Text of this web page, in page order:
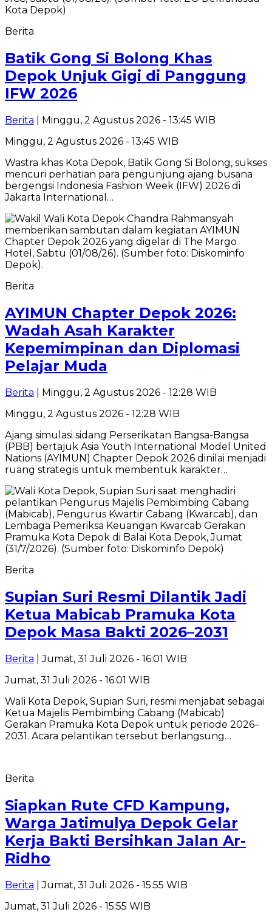
Berita
Batik Gong Si Bolong Khas
Depok Unjuk Gigi di Panggung
IFW 2026
Berita | Minggu, 2 Agustus 2026 - 13:45 WIB
Minggu, 2 Agustus 2026 - 13:45 WIB
Wastra khas Kota Depok, Batik Gong Si Bolong, sukses
mencuri perhatian para pengunjung ajang busana
bergengsi Indonesia Fashion Week (IFW) 2026 di
Jakarta International…
Berita
AYIMUN Chapter Depok 2026:
Wadah Asah Karakter
Kepemimpinan dan Diplomasi
Pelajar Muda
Berita | Minggu, 2 Agustus 2026 - 12:28 WIB
Minggu, 2 Agustus 2026 - 12:28 WIB
Ajang simulasi sidang Perserikatan Bangsa-Bangsa
(PBB) bertajuk Asia Youth International Model United
Nations (AYIMUN) Chapter Depok 2026 dinilai menjadi
ruang strategis untuk membentuk karakter…
Berita
Supian Suri Resmi Dilantik Jadi
Ketua Mabicab Pramuka Kota
Depok Masa Bakti 2026–2031
Berita | Jumat, 31 Juli 2026 - 16:01 WIB
Jumat, 31 Juli 2026 - 16:01 WIB
Wali Kota Depok, Supian Suri, resmi menjabat sebagai
Ketua Majelis Pembimbing Cabang (Mabicab)
Gerakan Pramuka Kota Depok untuk periode 2026–
2031. Acara pelantikan tersebut berlangsung…
Berita
Siapkan Rute CFD Kampung,
Warga Jatimulya Depok Gelar
Kerja Bakti Bersihkan Jalan Ar-
Ridho
Berita | Jumat, 31 Juli 2026 - 15:55 WIB
Jumat, 31 Juli 2026 - 15:55 WIB